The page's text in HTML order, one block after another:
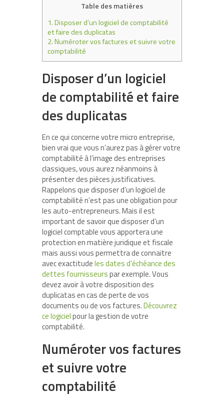
Table des matières
1.Disposer d’un logiciel de comptabilité
et faire des duplicatas
2.Numéroter vos factures et suivre votre
comptabilité
Disposer d’un logiciel
de comptabilité et faire
des duplicatas
En ce qui concerne votre micro entreprise,
bien vrai que vous n’aurez pas à gérer votre
comptabilité à l’image des entreprises
classiques, vous aurez néanmoins à
présenter des pièces justificatives.
Rappelons que disposer d’un logiciel de
comptabilité n’est pas une obligation pour
les auto-entrepreneurs. Mais il est
important de savoir que disposer d’un
logiciel comptable vous apportera une
protection en matière juridique et fiscale
mais aussi vous permettra de connaitre
avec exactitudeles dates d’échéance des
dettes fournisseurspar exemple. Vous
devez avoir à votre disposition des
duplicatas en cas de perte de vos
documents ou de vos factures.Découvrez
ce logicielpour la gestion de votre
comptabilité.
Numéroter vos factures
et suivre votre
comptabilité